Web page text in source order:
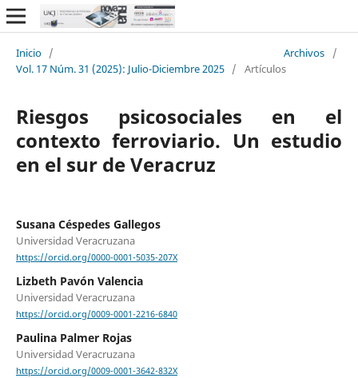
Inicio / Archivos
/
Vol. 17 Núm. 31 (2025): Julio-Diciembre 2025 / Artículos
Riesgos psicosociales en el
contexto ferroviario. Un estudio
en el sur de Veracruz
Susana Céspedes Gallegos
Universidad Veracruzana
https://orcid.org/0000-0001-5035-207X
Lizbeth Pavón Valencia
Universidad Veracruzana
https://orcid.org/0009-0001-2216-6840
Paulina Palmer Rojas
Universidad Veracruzana
https://orcid.org/0009-0001-3642-832X